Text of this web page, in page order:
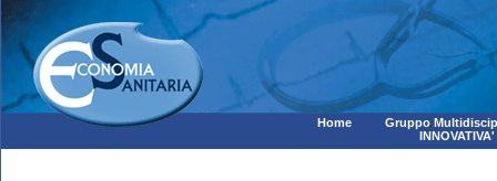
Home
Gruppo
INNOVATIVA'